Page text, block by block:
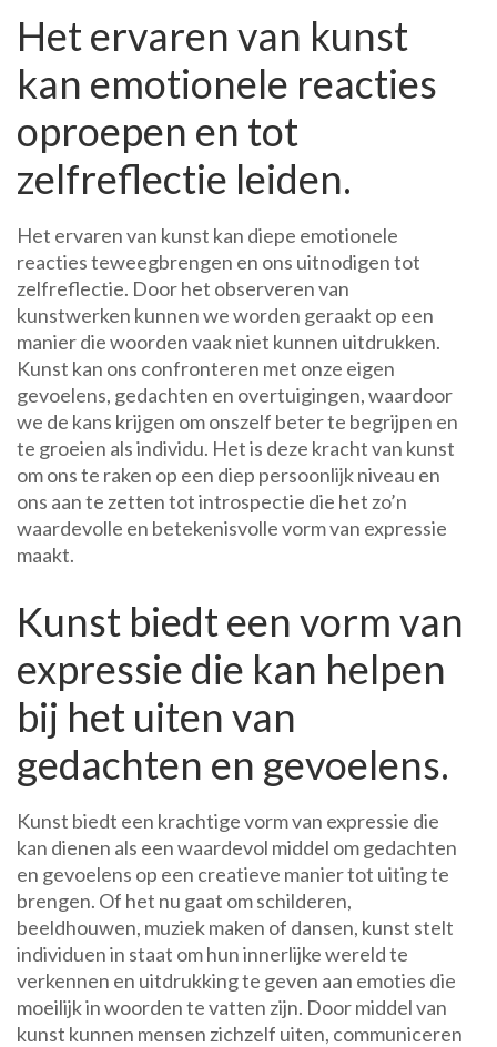
Het ervaren van kunst
kan emotionele reacties
oproepen en tot
zelfreflectie leiden.
Het ervaren van kunst kan diepe emotionele
reacties teweegbrengen en ons uitnodigen tot
zelfreflectie. Door het observeren van
kunstwerken kunnen we worden geraakt op een
manier die woorden vaak niet kunnen uitdrukken.
Kunst kan ons confronteren met onze eigen
gevoelens, gedachten en overtuigingen, waardoor
we de kans krijgen om onszelf beter te begrijpen en
te groeien als individu. Het is deze kracht van kunst
om ons te raken op een diep persoonlijk niveau en
ons aan te zetten tot introspectie die het zo’n
waardevolle en betekenisvolle vorm van expressie
maakt.
Kunst biedt een vorm van
expressie die kan helpen
bij het uiten van
gedachten en gevoelens.
Kunst biedt een krachtige vorm van expressie die
kan dienen als een waardevol middel om gedachten
en gevoelens op een creatieve manier tot uiting te
brengen. Of het nu gaat om schilderen,
beeldhouwen, muziek maken of dansen, kunst stelt
individuen in staat om hun innerlijke wereld te
verkennen en uitdrukking te geven aan emoties die
moeilijk in woorden te vatten zijn. Door middel van
kunst kunnen mensen zichzelf uiten, communiceren